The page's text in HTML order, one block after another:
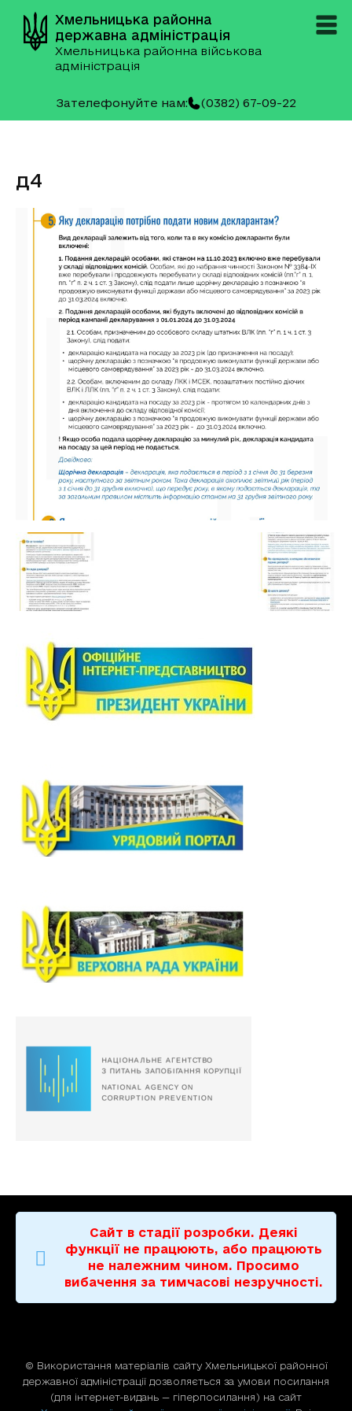
Хмельницька районна
державна адміністрація
Хмельницька районна військова
адміністрація
Зателефонуйте нам: (0382) 67-09-22
д4
Сайт в стадії розробки. Деякі
функції не працюють, або працюють
не належним чином. Просимо
вибачення за тимчасові незручності.
© Використання матерiалiв сайту Хмельницької районної
державної адміністрації дозволяється за умови посилання
(для iнтернет-видань — гiперпосилання) на сайт